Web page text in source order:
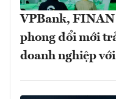
VPBank,
phong đổi mới
doanh nghiệp